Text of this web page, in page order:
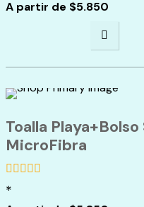
A partir de $5.850
Toalla
MicroFibra
de
*